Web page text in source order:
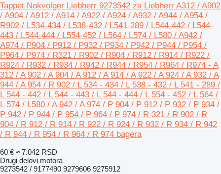
Tappet Nokvolger Liebherr 9273542 za Liebherr A312 / A902
/ A904 / A912 / A914 / A922 / A924 / A932 / A944 / A954 /
R902 / L534-434 / L538-432 / L541-289 / L544-442 / L544-
443 / L544-444 / L554-452 / L564 / L574 / L580 / A942 /
A974 / P904 / P912 / P932 / P934 / P942 / P944 / P954 /
P964 / P974 / R321 / R902 / R904 / R912 / R914 / R922 /
R924 / R932 / R934 / R942 / R944 / R954 / R964 / R974 - A
312 / A 902 / A 904 / A 912 / A 914 / A 922 / A 924 / A 932 / A
944 / A 954 / R 902 / L 534 - 434 / L 538 - 432 / L 541 - 289 /
L 544 - 442 / L 544 - 443 / L 544 - 444 / L 554 - 452 / L 564 /
L 574 / L580 / A 942 / A 974 / P 904 / P 912 / P 932 / P 934 /
P 942 / P 944 / P 954 / P 964 / P 974 / R 321 / R 902 / R
904 / R 912 / R 914 / R 922 / R 924 / R 932 / R 934 / R 942
/ R 944 / R 954 / R 964 / R 974 bagera
60 € ≈ 7.042 RSD
Drugi delovi motora
9273542 / 9177490 9279606 9275912